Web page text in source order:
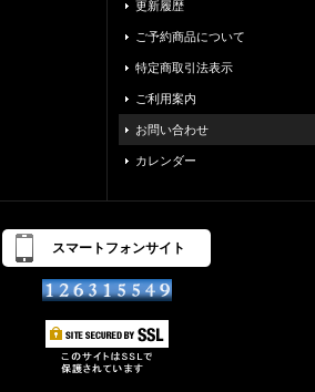
更新履歴
ご予約商品について
特定商取引法表示
ご利用案内
お問い合わせ
カレンダー
スマートフォンサイト